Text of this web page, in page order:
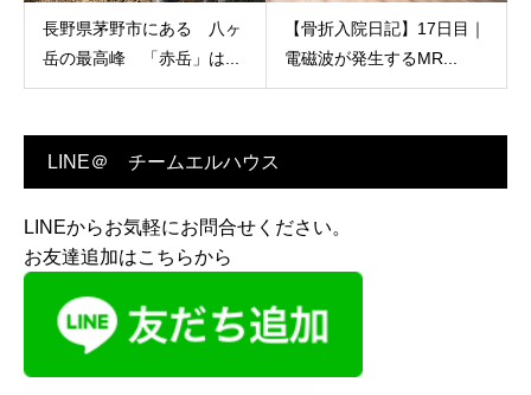
長野県茅野市にある 八ヶ
岳の最高峰 「赤岳」は...
【骨折入院日記】17日目｜
電磁波が発生するMR...
LINE＠ チームエルハウス
LINEからお気軽にお問合せください。
お友達追加はこちらから